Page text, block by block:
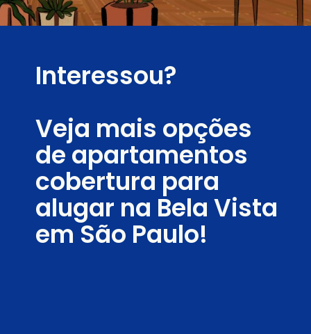
Interessou?
Veja mais opções
de apartamentos
cobertura para
alugar na Bela Vista
em São Paulo!